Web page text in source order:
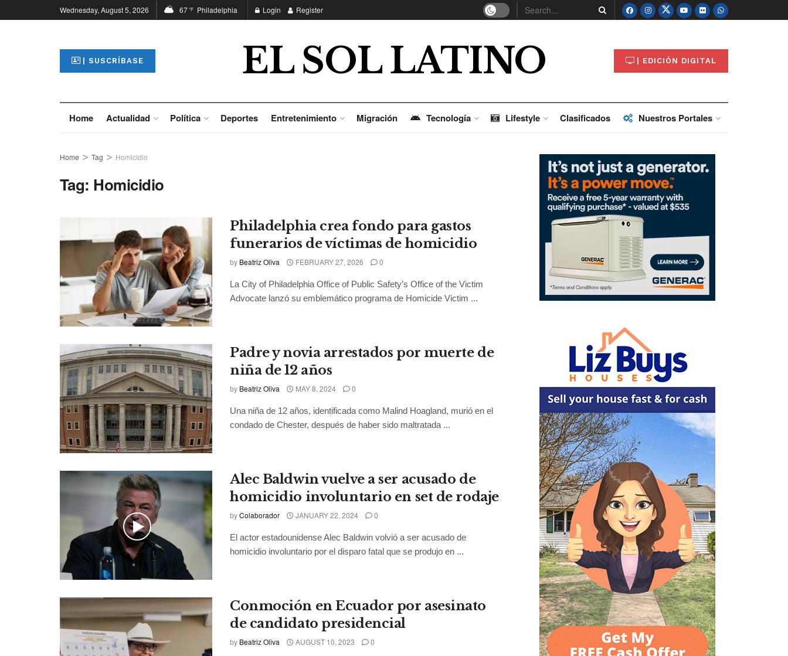
Wednesday, August 5, 2026 67°F Philadelphia Login Register
| SUSCRÍBASE EL SOL LATINO | EDICIÓN DIGITAL
Home Actualidad Política Deportes Entretenimiento Migración Tecnología Lifestyle Clasificados Nuestros Portales
Home Tag Homicidio
Tag: Homicidio
Philadelphia crea fondo para gastos
funerarios de víctimas de homicidio
by Beatriz Oliva FEBRUARY 27, 2026 0
La City of Philadelphia Office of Public Safety’s Office of the Victim
Advocate lanzó su emblemático programa de Homicide Victim ...
Padre y novia arrestados por muerte de
niña de 12 años
by Beatriz Oliva MAY 8, 2024 0
Una niña de 12 años, identificada como Malind Hoagland, murió en el
condado de Chester, después de haber sido maltratada ...
Alec Baldwin vuelve a ser acusado de
homicidio involuntario en set de rodaje
byColaborador JANUARY 22, 2024 0
El actor estadounidense Alec Baldwin volvió a ser acusado de
homicidio involuntario por el disparo fatal que se produjo en ...
Conmoción en Ecuador por asesinato
de candidato presidencial
by Beatriz Oliva AUGUST 10, 2023 0